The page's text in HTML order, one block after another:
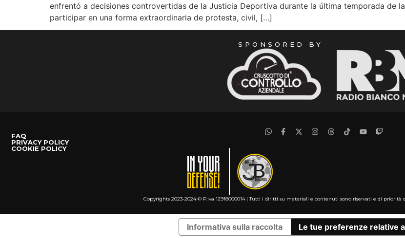
enfrentó a decisiones controvertidas de la Justicia Deportiva durante la última temporada de
participar en una forma extraordinaria de protesta, civil, […]
SPONSORED BY
FAQ
PRIVACY POLICY
COOKIE POLICY
Copyrights 2023-2024 © P.iva 12918000014 | Tutti i diritti su materiali e contenuti sono riservati e di priorità
Informativa sulla raccolta Le tue preferenze relative